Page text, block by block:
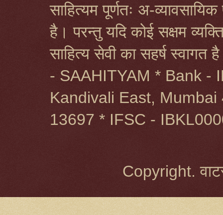
साहित्यम पूर्णतः अ-
है। परन्तु यदि कोई सक्षम
साहित्य सेवी का सहर्ष
- SAAHITYAM * Bank -
Kandivali East,
13697 * IFSC -
Copyright.